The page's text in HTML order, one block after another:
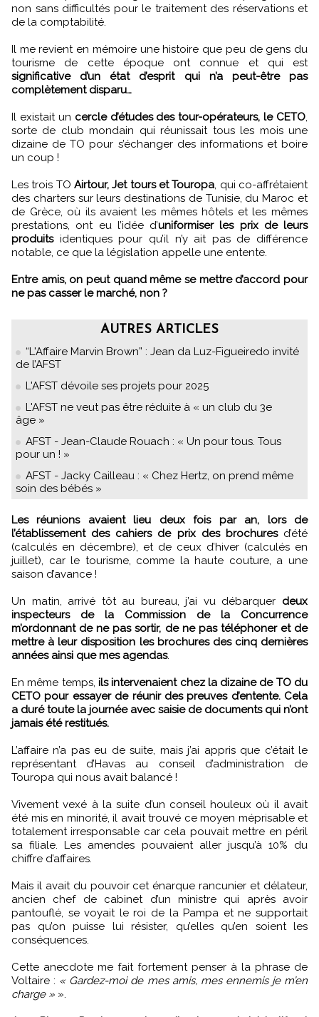
non sans difficultés pour le traitement des réservations et
de la comptabilité.
Il me revient en mémoire une histoire que peu de gens du
tourisme de cette époque ont connue et qui est
significative d’un état d’esprit qui n’a peut-être pas
complètement disparu…
Il existait un cercle d’études des tour-opérateurs, le CETO,
sorte de club mondain qui réunissait tous les mois une
dizaine de TO pour s’échanger des informations et boire
un coup !
Les trois TO Airtour, Jet tours et Touropa, qui co-affrétaient
des charters sur leurs destinations de Tunisie, du Maroc et
de Grèce, où ils avaient les mêmes hôtels et les mêmes
prestations, ont eu l’idée d’uniformiser les prix de leurs
produitsidentiques pour qu’il n’y ait pas de différence
notable, ce que la législation appelle une entente.
Entre amis, on peut quand même se mettre d’accord pour
ne pas casser le marché, non ?
AUTRES ARTICLES
“L'Affaire Marvin Brown” : Jean da Luz-Figueiredo invité
de l’AFST
L'AFST dévoile ses projets pour 2025
L'AFST ne veut pas être réduite à « un club du 3e
âge »
AFST - Jean-Claude Rouach : « Un pour tous. Tous
pour un ! »
AFST - Jacky Cailleau : « Chez Hertz, on prend même
soin des bébés »
Les réunions avaient lieu deux fois par an, lors de
l’établissement des cahiers de prix des brochuresd’été
(calculés en décembre), et de ceux d’hiver (calculés en
juillet), car le tourisme, comme la haute couture, a une
saison d’avance !
Un matin, arrivé tôt au bureau, j’ai vu débarquer deux
inspecteurs de la Commission de la Concurrence
m’ordonnant de ne pas sortir, de ne pas téléphoner et de
mettre à leur disposition les brochures des cinq dernières
années ainsi que mes agendas.
En même temps, ils intervenaient chez la dizaine de TO du
CETO pour essayer de réunir des preuves d’entente. Cela
a duré toute la journée avec saisie de documents qui n’ont
jamais été restitués.
L’affaire n’a pas eu de suite, mais j’ai appris que c’était le
représentant d’Havas au conseil d’administration de
Touropa qui nous avait balancé !
Vivement vexé à la suite d’un conseil houleux où il avait
été mis en minorité, il avait trouvé ce moyen méprisable et
totalement irresponsable car cela pouvait mettre en péril
sa filiale. Les amendes pouvaient aller jusqu’à 10% du
chiffre d’affaires.
Mais il avait du pouvoir cet énarque rancunier et délateur,
ancien chef de cabinet d’un ministre qui après avoir
pantouflé, se voyait le roi de la Pampa et ne supportait
pas qu’on puisse lui résister, qu’elles qu’en soient les
conséquences.
Cette anecdote me fait fortement penser à la phrase de
Voltaire : « Gardez-moi de mes amis, mes ennemis je m’en
charge » ».